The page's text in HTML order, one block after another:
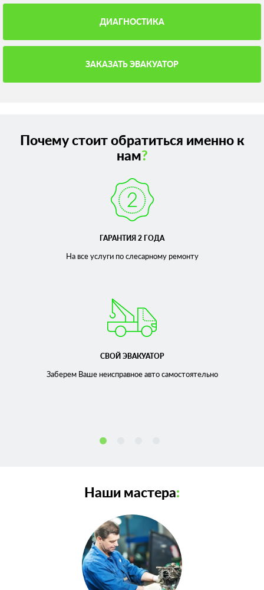
ДИАГНОСТИКА
ЗАКАЗАТЬ ЭВАКУАТОР
Почему стоит обратиться именно к
нам?
ГАРАНТИЯ 2 ГОДА
На все услуги по слесарномуремонту
СВОЙ ЭВАКУАТОР
Заберем Ваше неисправноеавто самостоятельно
Наши мастера: